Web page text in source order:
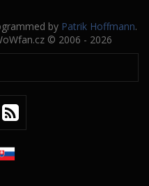
by Patrik Hoffmann.
© 2006 - 2026